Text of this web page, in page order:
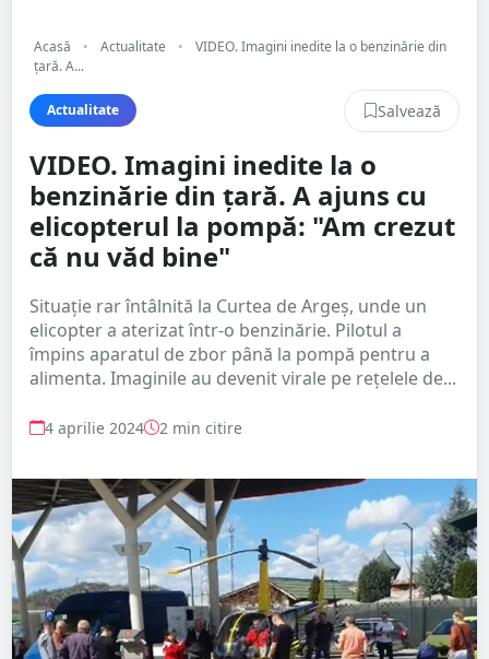
Acasă • Actualitate •
VIDEO. Imagini inedite la o benzinărie din
țară. A...
Actualitate Salvează
VIDEO. Imagini inedite la o
benzinărie din țară. A ajuns cu
elicopterul la pompă: "Am crezut
că nu văd bine"
Situație rar întâlnită la Curtea de Argeș, unde un
elicopter a aterizat într-o benzinărie. Pilotul a
împins aparatul de zbor până la pompă pentru a
alimenta. Imaginile au devenit virale pe rețelele de...
4 aprilie 2024 2 min citire